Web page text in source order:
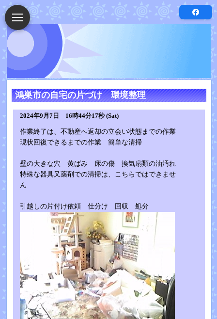
鴻巣市の自宅の片づけ 環境整理
2024年9月7日 16時44分17秒 (Sat)
作業終了は、不動産へ返却の立会い状態までの作業
現状回復できるまでの作業 簡単な清掃
壁の大きな穴 黄ばみ 床の傷 換気扇類の油汚れ
特殊な器具又薬剤での清掃は、こちらではできませ
ん
引越しの片付け依頼 仕分け 回収 処分